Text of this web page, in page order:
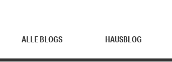
ALLE BLOGS HAUSBLOG